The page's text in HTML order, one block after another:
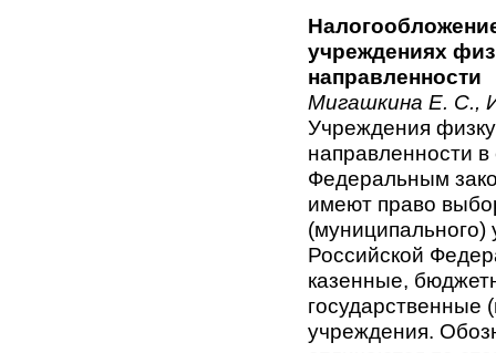
учреждениях
направленности
Мигашкина Е. С.,
Учреждения
направленности в
Федеральным
имеют право
Российской
казенные,
государственные
учреждения.